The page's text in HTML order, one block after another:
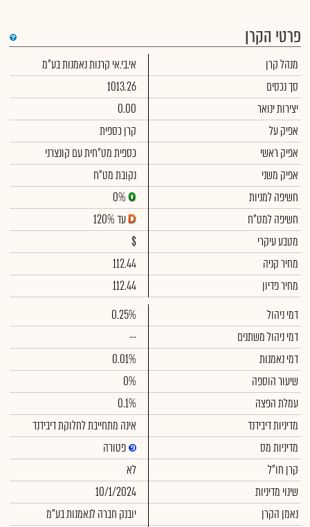
פרטי הקרן
מנהל קרן
אי.בי.אי קרנות נאמנות בע"מ
סך נכסים
1013.26
יצירות ינואר
0.00
אפיק על
קרן כספית
אפיק ראשי
כספית מט"חית עם קונצרני
אפיק משני
נקובת מט"ח
חשיפה למניות
0%
חשיפה למט"ח
עד 120%
מטבע עיקרי
$
מחיר קניה
112.44
מחיר פדיון
112.44
דמי ניהול
0.25%
דמי ניהול משתנים
--
דמי נאמנות
0.01%
שיעור הוספה
0%
עמלת הפצה
0.1%
מדיניות דיבידנד
אינה מתחייבת לחלוקת דיבידנד
מדיניות מס
פטורה
קרן חו"ל
לא
שינוי מדיניות
10/1/2024
נאמן הקרן
יובנק חברה לנאמנות בע"מ